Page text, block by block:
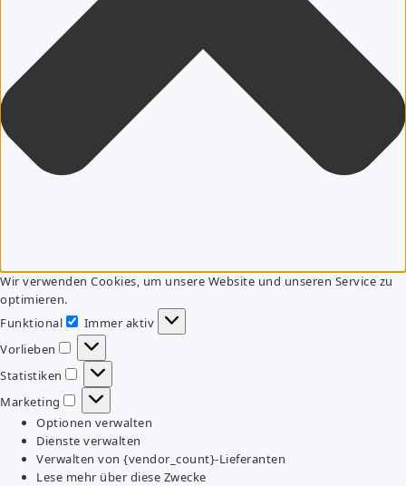
Wir verwenden Cookies, um unsere Website und unseren Service zu
optimieren.
Funktional
Funktional
Immer aktiv
Vorlieben
Vorlieben
Statistiken
Statistiken
Marketing
Marketing
Optionen verwalten
Dienste verwalten
Verwalten von {vendor_count}-Lieferanten
Lese mehr über diese Zwecke